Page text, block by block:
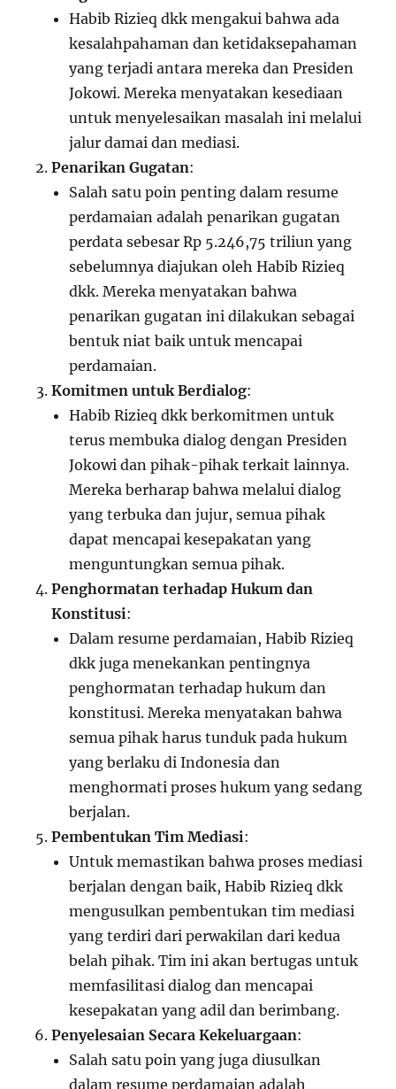
Habib Rizieq dkk mengakui bahwa ada
kesalahpahaman dan ketidaksepahaman
yang terjadi antara mereka dan Presiden
Jokowi. Mereka menyatakan kesediaan
untuk menyelesaikan masalah ini melalui
jalur damai dan mediasi.
Penarikan Gugatan:
Salah satu poin penting dalam resume
perdamaian adalah penarikan gugatan
perdata sebesar Rp 5.246,75 triliun yang
sebelumnya diajukan oleh Habib Rizieq
dkk. Mereka menyatakan bahwa
penarikan gugatan ini dilakukan sebagai
bentuk niat baik untuk mencapai
perdamaian.
Komitmen untuk Berdialog:
Habib Rizieq dkk berkomitmen untuk
terus membuka dialog dengan Presiden
Jokowi dan pihak-pihak terkait lainnya.
Mereka berharap bahwa melalui dialog
yang terbuka dan jujur, semua pihak
dapat mencapai kesepakatan yang
menguntungkan semua pihak.
Penghormatan terhadap Hukum dan
Konstitusi:
Dalam resume perdamaian, Habib Rizieq
dkk juga menekankan pentingnya
penghormatan terhadap hukum dan
konstitusi. Mereka menyatakan bahwa
semua pihak harus tunduk pada hukum
yang berlaku di Indonesia dan
menghormati proses hukum yang sedang
berjalan.
Pembentukan Tim Mediasi:
Untuk memastikan bahwa proses mediasi
berjalan dengan baik, Habib Rizieq dkk
mengusulkan pembentukan tim mediasi
yang terdiri dari perwakilan dari kedua
belah pihak. Tim ini akan bertugas untuk
memfasilitasi dialog dan mencapai
kesepakatan yang adil dan berimbang.
Penyelesaian Secara Kekeluargaan:
Salah satu poin yang juga diusulkan
dalam resume perdamaian adalah